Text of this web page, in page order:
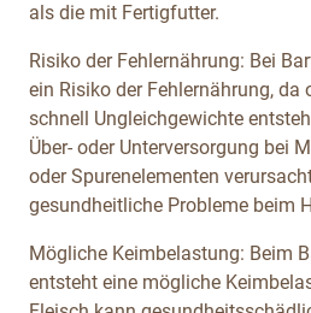
als die mit Fertigfutter.
Risiko der Fehlernährung: Bei
ein Risiko der Fehlernährung, da
schnell Ungleichgewichte
Über- oder Unterversorgung bei
oder Spurenelementen
gesundheitliche Probleme beim
Mögliche Keimbelastung: Beim
entsteht eine mögliche